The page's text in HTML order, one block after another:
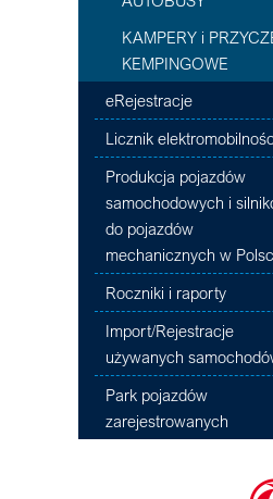
KAMPERY i
KEMPINGOWE
eRejestracje
Licznik
Produkcja pojazdów
samochodowych i
do pojazdów
mechanicznych w
Roczniki i raporty
Import/Rejestracje
używanych
Park pojazdów
zarejestrowanych